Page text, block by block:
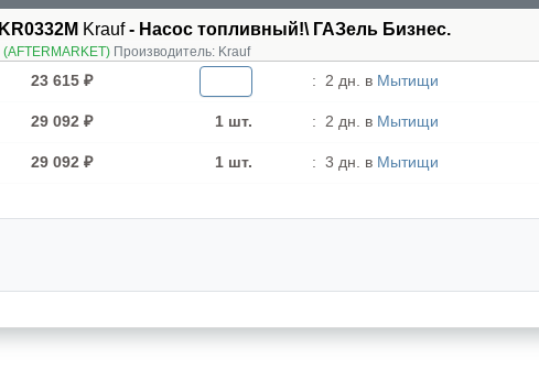
KR0332M Krauf- Насос топливный!\ ГАЗель Бизнес.
(AFTERMARKET)Производитель: Krauf
23 615 ₽ : 2 дн. в Мытищи
29 092 ₽ 1 шт. : 2 дн. в Мытищи
29 092 ₽ 1 шт. : 3 дн. в Мытищи